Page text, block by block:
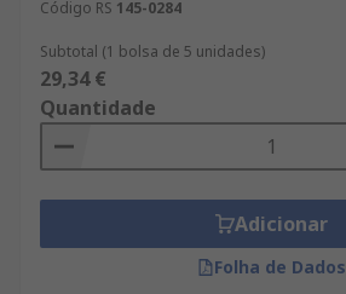
Código RS 145-0284
Subtotal (1 bolsa de 5 unidades)
29,34 €
Quantidade
Adicionar
Folha de Dados